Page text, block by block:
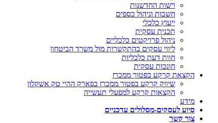
רשות החדשנות
חשבות וניהול כספים
ייעוץ כלכלי
תכנית עסקית
ניהול פרויקטים כלכליים
ליווי עסקים בהתקשרות מול משרד הביטחון
חוות דעת כלכליות
חונכות עסקית
הקצאת קרקע בפטור ממכרז
שיווק קרקע בפטור ממכרז בפארק ההיי טק אשקלון
הקצאות קרקע למפעלי תעשייה
מידע
סיוע לעסקים-מסלולים עדכניים
צור קשר